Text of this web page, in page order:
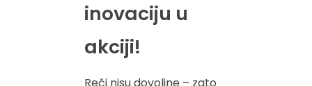
inovaciju u
akciji!